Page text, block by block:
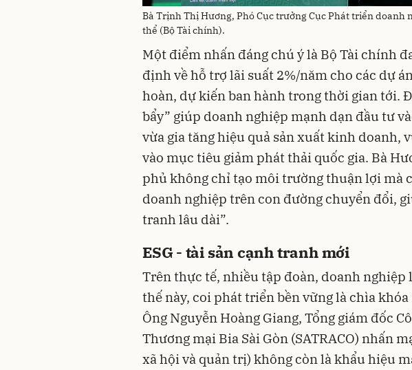
Bà Trịnh Thị Hương, Phó Cục trưởng Cục Phát triển doanh
thể (Bộ Tài chính).
Một điểm nhấn đáng chú ý là Bộ Tài chính
định về hỗ trợ lãi suất 2%/năm cho các dự
hoàn, dự kiến ban hành trong thời gian tới.
bẩy” giúp doanh nghiệp mạnh dạn đầu tư
vừa gia tăng hiệu quả sản xuất kinh doanh,
vào mục tiêu giảm phát thải quốc gia. Bà
phủ không chỉ tạo môi trường thuận lợi mà
doanh nghiệp trên con đường chuyển đổi,
tranh lâu dài”.
ESG - tài sản cạnh tranh mới
Trên thực tế, nhiều tập đoàn, doanh nghiệp
thế này, coi phát triển bền vững là chìa
Ông Nguyễn Hoàng Giang, Tổng giám đốc
Thương mại Bia Sài Gòn (SATRACO) nhấn
xã hội và quản trị) không còn là khẩu hiệu